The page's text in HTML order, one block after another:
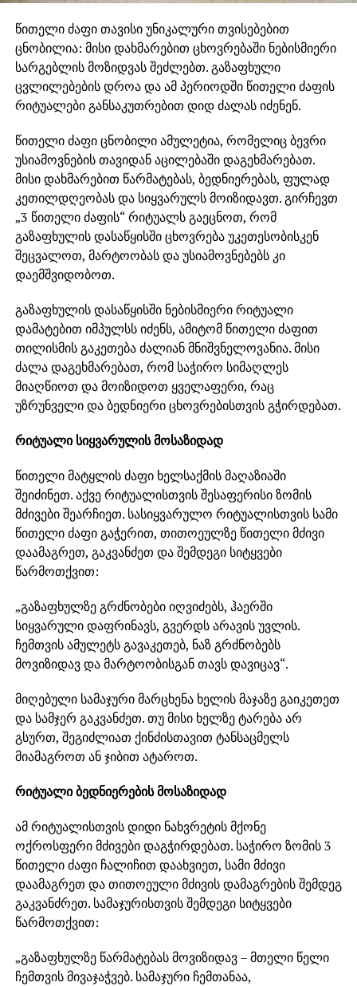
წითელი ძაფი თავისი უნიკალური თვისებებით
ცნობილია: მისი დახმარებით ცხოვრებაში ნებისმიერი
სარგებლის მოზიდვას შეძლებთ. გაზაფხული
ცვლილებების დროა და ამ პერიოდში წითელი ძაფის
რიტუალები განსაკუთრებით დიდ ძალას იძენენ.
წითელი ძაფი ცნობილი ამულეტია, რომელიც ბევრი
უსიამოვნების თავიდან აცილებაში დაგეხმარებათ.
მისი დახმარებით წარმატებას, ბედნიერებას, ფულად
კეთილდღეობას და სიყვარულს მოიზიდავთ. გირჩევთ
„3 წითელი ძაფის“ რიტუალს გაეცნოთ, რომ
გაზაფხულის დასაწყისში ცხოვრება უკეთესობისკენ
შეცვალოთ, მარტოობას და უსიამოვნებებს კი
დაემშვიდობოთ.
გაზაფხულის დასაწყისში ნებისმიერი რიტუალი
დამატებით იმპულსს იძენს, ამიტომ წითელი ძაფით
თილისმის გაკეთება ძალიან მნიშვნელოვანია. მისი
ძალა დაგეხმარებათ, რომ საჭირო სიმაღლეს
მიაღწიოთ და მოიზიდოთ ყველაფერი, რაც
უზრუნველი და ბედნიერი ცხოვრებისთვის გჭირდებათ.
რიტუალი სიყვარულის მოსაზიდად
წითელი მატყლის ძაფი ხელსაქმის მაღაზიაში
შეიძინეთ. აქვე რიტუალისთვის შესაფერისი ზომის
მძივები შეარჩიეთ. სასიყვარულო რიტუალისთვის სამი
წითელი ძაფი გაჭერით, თითოეულზე წითელი მძივი
დაამაგრეთ, გაკვანძეთ და შემდეგი სიტყვები
წარმოთქვით:
„გაზაფხულზე გრძნობები იღვიძებს, ჰაერში
სიყვარული დაფრინავს, გვერდს არავის უვლის.
ჩემთვის ამულეტს გავაკეთებ, ნაზ გრძნობებს
მოვიზიდავ და მარტოობისგან თავს დავიცავ“.
მიღებული სამაჯური მარცხენა ხელის მაჯაზე გაიკეთეთ
და სამჯერ გაკვანძეთ. თუ მისი ხელზე ტარება არ
გსურთ, შეგიძლიათ ქინძისთავით ტანსაცმელს
მიამაგროთ ან ჯიბით ატაროთ.
რიტუალი ბედნიერების მოსაზიდად
ამ რიტუალისთვის დიდი ნახვრეტის მქონე
ოქროსფერი მძივები დაგჭირდებათ. საჭირო ზომის 3
წითელი ძაფი ჩალიჩით დაახვიეთ, სამი მძივი
დაამაგრეთ და თითოეული მძივის დამაგრების შემდეგ
გაკვანძრეთ. სამაჯურისთვის შემდეგი სიტყვები
წარმოთქვით:
„გაზაფხულზე წარმატებას მოვიზიდავ – მთელი წელი
ჩემთვის მივაჯაჭვებ. სამაჯური ჩემთანაა,